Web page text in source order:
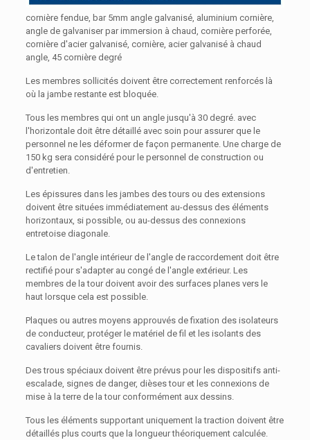
cornière fendue, bar 5mm angle galvanisé, aluminium cornière,
angle de galvaniser par immersion à chaud, cornière perforée,
cornière d'acier galvanisé, cornière, acier galvanisé à chaud
angle, 45 cornière degré
Les membres sollicités doivent être correctement renforcés là
où la jambe restante est bloquée.
Tous les membres qui ont un angle jusqu'à 30 degré. avec
l'horizontale doit être détaillé avec soin pour assurer que le
personnel ne les déformer de façon permanente. Une charge de
150 kg sera considéré pour le personnel de construction ou
d'entretien.
Les épissures dans les jambes des tours ou des extensions
doivent être situées immédiatement au-dessus des éléments
horizontaux, si possible, ou au-dessus des connexions
entretoise diagonale.
Le talon de l'angle intérieur de l'angle de raccordement doit être
rectifié pour s'adapter au congé de l'angle extérieur. Les
membres de la tour doivent avoir des surfaces planes vers le
haut lorsque cela est possible.
Plaques ou autres moyens approuvés de fixation des isolateurs
de conducteur, protéger le matériel de fil et les isolants des
cavaliers doivent être fournis.
Des trous spéciaux doivent être prévus pour les dispositifs anti-
escalade, signes de danger, dièses tour et les connexions de
mise à la terre de la tour conformément aux dessins.
Tous les éléments supportant uniquement la traction doivent être
détaillés plus courts que la longueur théoriquement calculée.